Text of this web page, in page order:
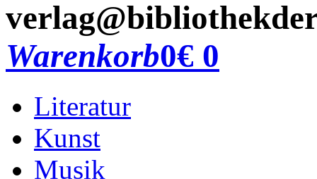
Warenkorb0€ 0
Literatur
Kunst
Musik